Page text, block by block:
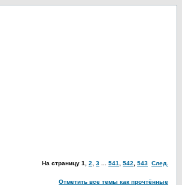
На страницу 1 2 3 541 542 543 След.
Отметить все темы как прочтённые